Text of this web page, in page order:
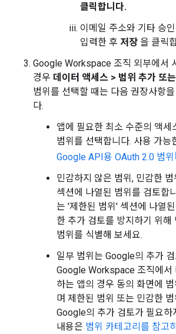
클릭합니다.
이메일 주소와 기타 승
입력한 후 저장 을 클릭
Google Workspace 조직 외부에서
경우 데이터 액세스 > 범위 추가 또는
범위를 선택할 때는 다음 권장사항
다.
앱에 필요한 최소 수준의 액세
범위를 선택합니다. 사용 가능
Google API용 OAuth 2.0 범위
민감하지 않은 범위, 민감한 범
섹션에 나열된 범위를 검토합
는 '제한된 범위' 섹션에 나열
한 추가 검토를 방지하기 위해
범위를 식별해 보세요.
일부 범위는 Google의 추가
Google Workspace 조직에서
하는 앱의 경우 동의 화면에
며 제한된 범위 또는 민감한
Google의 추가 검토가 필요하
내용은 범위 카테고리를 참고